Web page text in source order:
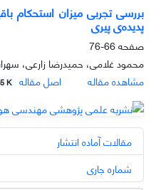
بررسی تجربی میزان استحکام
پدیده‌ی پیری
صفحه66-76
محمود غلامی، حمیدرضا زارعی،
مشاهده مقاله
اصل مقاله K
مقالات آماده انتشار
شماره جاری